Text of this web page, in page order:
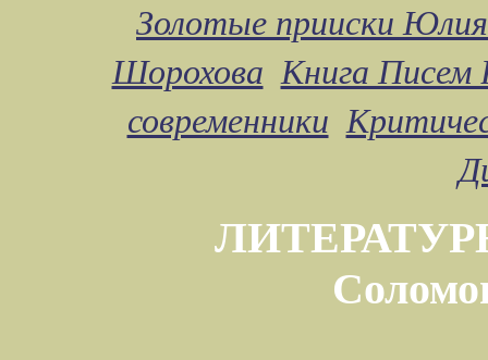
Золотые прииски
Шорохова Книга Писем
современники